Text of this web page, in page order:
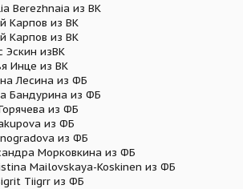
Berezhnaia из ВК
Карпов из ВК
Карпов из ВК
Эскин изВК
Инце из ВК
Лесина из ФБ
Бандурина из ФБ
из ФБ
из ФБ
из ФБ
Морковкина из ФБ
Mailovskaya-Koskinen из ФБ
Tiigrr из ФБ